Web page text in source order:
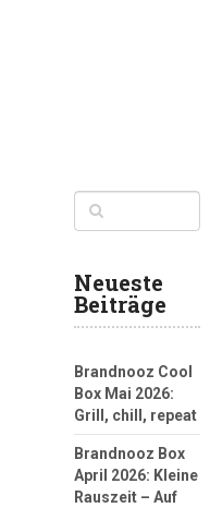
Neueste
Beiträge
Brandnooz Cool
Box Mai 2026:
Grill, chill, repeat
Brandnooz Box
April 2026: Kleine
Rauszeit – Auf